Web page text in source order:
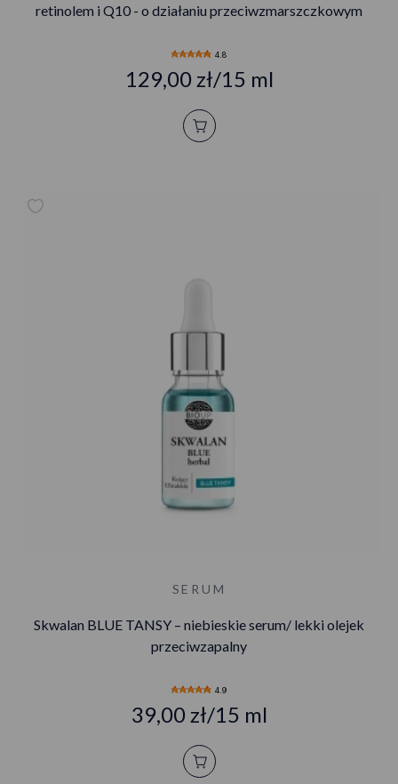
retinolem i Q10 - o działaniu przeciwzmarszczkowym
4.8
129,00 zł/15 ml
SERUM
Skwalan BLUE TANSY – niebieskie serum/ lekki olejek
przeciwzapalny
4.9
39,00 zł/15 ml